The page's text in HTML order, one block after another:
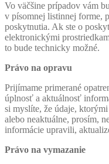
Vo väčšine prípadov vám
v písomnej listinnej forme,
poskytnutia. Ak ste o
elektronickými
to bude technicky možné.
Právo na opravu
Prijímame primerané
úplnosť a aktuálnosť
si myslíte, že údaje,
alebo neaktuálne, prosím,
informácie upravili,
Právo na vymazanie